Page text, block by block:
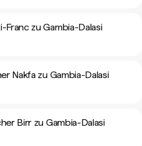
zu Gambia-Dalasi
Nakfa zu Gambia-Dalasi
Birr zu Gambia-Dalasi